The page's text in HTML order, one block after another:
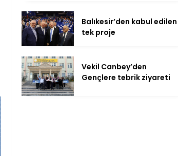
Balıkesir’den kabul edilen
tek proje
Vekil Canbey’den
Gençlere tebrik ziyareti